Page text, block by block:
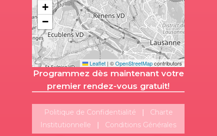
+
−
Leaflet | ©OpenStreetMapcontributors
Programmez dès maintenant votre
premier rendez-vous gratuit!
Politique de Confidentialité
Charte
Institutionnelle
Conditions Générales